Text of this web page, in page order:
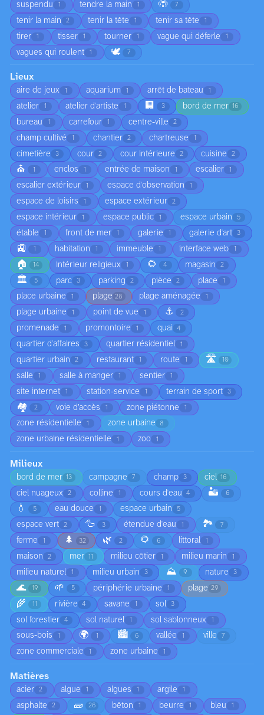
suspendu 1 tendre la main 1 🤲 7
tenir la main 2 tenir la tête 1 tenir sa tête 1
tirer 1 tisser 1 tourner 1 vague qui déferle 1
vagues qui roulent 1 🕊️ 7
Lieux
aire de jeux 1 aquarium 1 arrêt de bateau 1
atelier 1 atelier d'artiste 1 🏢 3 bord de mer 16
bureau 1 carrefour 1 centre-ville 2
champ cultivé 1 chantier 2 chartreuse 1
cimetière 3 cour 2 cour intérieure 2 cuisine 2
⛪ 1 enclos 1 entrée de maison 1 escalier 1
escalier extérieur 1 espace d'observation 1
espace de loisirs 1 espace extérieur 2
espace intérieur 1 espace public 1 espace urbain 5
étable 1 front de mer 1 galerie 1 galerie d'art 3
🚉 1 habitation 1 immeuble 1 interface web 1
🏠 14 intérieur religieux 1 🌻 4 magasin 2
🏛️ 5 parc 3 parking 2 pièce 2 place 1
place urbaine 1 plage 28 plage aménagée 1
plage urbaine 1 point de vue 1 ⚓ 2
promenade 1 promontoire 1 quai 4
quartier d'affaires 3 quartier résidentiel 1
quartier urbain 2 restaurant 1 route 1 🛣️ 10
salle 1 salle à manger 1 sentier 1
site internet 1 station-service 1 terrain de sport 3
🏘️ 2 voie d’accès 1 zone piétonne 1
zone résidentielle 1 zone urbaine 8
zone urbaine résidentielle 1 zoo 1
Milieux
bord de mer 13 campagne 7 champ 3 ciel 16
ciel nuageux 2 colline 1 cours d'eau 4 🏜️ 6
💧 5 eau douce 1 espace urbain 5
espace vert 2 🦆 3 étendue d'eau 1 🏞️ 7
ferme 1 🌲 32 🌿 2 🌻 6 littoral 1
maison 2 mer 11 milieu côtier 1 milieu marin 1
milieu naturel 1 milieu urbain 3 ⛰️ 9 nature 3
🌊 19 🌱 5 périphérie urbaine 1 plage 29
🌾 11 rivière 4 savane 1 sol 3
sol forestier 4 sol naturel 1 sol sablonneux 1
sous-bois 1 🌍 1 🏙️ 6 vallée 1 ville 7
zone commerciale 1 zone urbaine 1
Matières
acier 2 algue 1 algues 1 argile 1
asphalte 2 🧱 26 bêton 1 beurre 1 bleu 1